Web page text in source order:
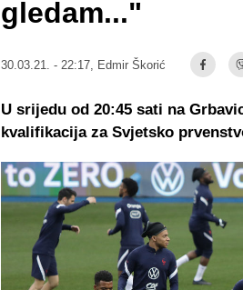
gledam..."
30.03.21. - 22:17, Edmir Škorić
U srijedu od 20:45 sati na
kvalifikacija za Svjetsko